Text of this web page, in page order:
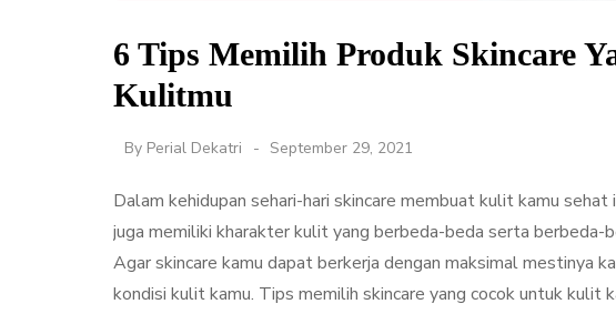
6 Tips Memilih Produk Skincare
Kulitmu
By Perial Dekatri September 29, 2021
Dalam kehidupan sehari-hari skincare membuat kulit kamu
juga memiliki kharakter kulit yang berbeda-beda serta berbeda-
Agar skincare kamu dapat berkerja dengan maksimal mestinya
kondisi kulit kamu. Tips memilih skincare yang cocok untuk kulit